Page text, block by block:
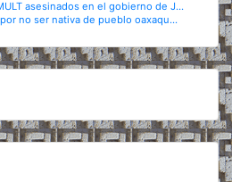
asesinados en el gobierno de J...
no ser nativa de pueblo oaxaqu...